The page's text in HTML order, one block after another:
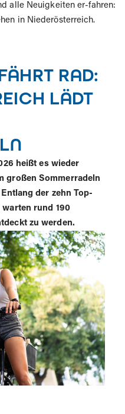
alle Neuigkeiten er-fahren:
in Niederösterreich.
RAD:
LÄDT
heißt es wieder
großen Sommerradeln
der zehn Top-
rund 190
zu werden.